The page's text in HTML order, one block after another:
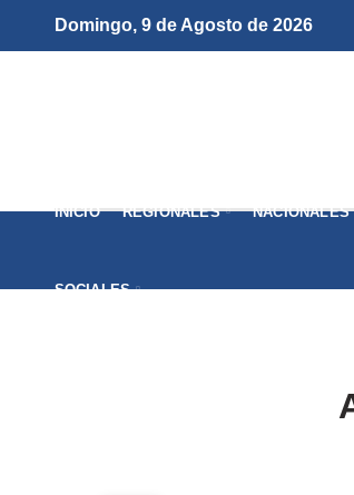
Domingo, 9 de Agosto de 2026
INICIO REGIONALES NACIONALES
SOCIALES